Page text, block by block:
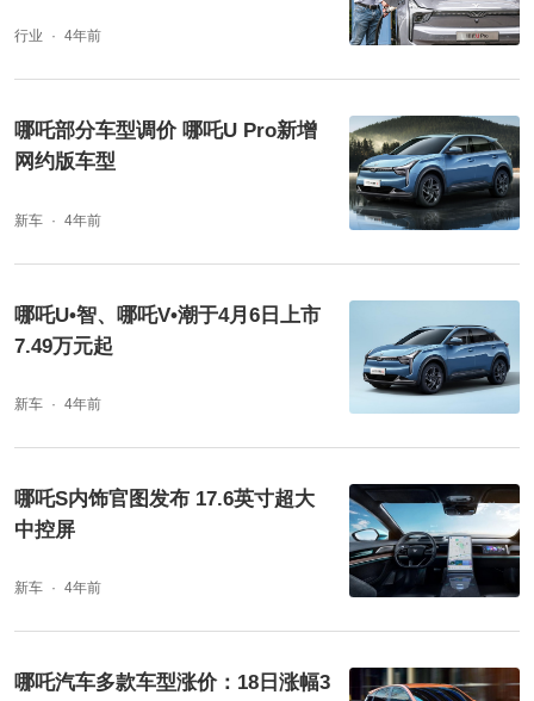
行业 4年前
哪吒部分车型调价 哪吒U Pro新增
网约版车型
新车 4年前
哪吒U•智、哪吒V•潮于4月6日上市
7.49万元起
新车 4年前
哪吒S内饰官图发布 17.6英寸超大
中控屏
新车 4年前
哪吒汽车多款车型涨价：18日涨幅3